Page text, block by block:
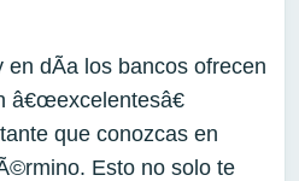
en dÃ­a los bancos ofrecen
â€œexcelentesâ€
que conozcas en
Esto no solo te